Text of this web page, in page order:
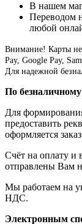
В нашем
Переводом
любой
Внимание! Карты
Pay, Google Pay,
Для надежной
По
Для
предоставить
оформляется
Счёт на оплату и
отправлены Вам
Мы работаем на
НДС.
Электронным